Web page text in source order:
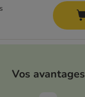
Vos avantages